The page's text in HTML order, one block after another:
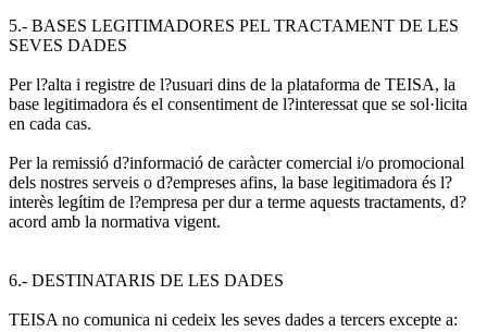
5.- BASES LEGITIMADORES PEL TRACTAMENT DE LES
SEVES DADES
Per l?alta i registre de l?usuari dins de la plataforma de TEISA, la
base legitimadora és el consentiment de l?interessat que se sol·licita
en cada cas.
Per la remissió d?informació de caràcter comercial i/o promocional
dels nostres serveis o d?empreses afins, la base legitimadora és l?
interès legítim de l?empresa per dur a terme aquests tractaments, d?
acord amb la normativa vigent.
6.- DESTINATARIS DE LES DADES
TEISA no comunica ni cedeix les seves dades a tercers excepte a: